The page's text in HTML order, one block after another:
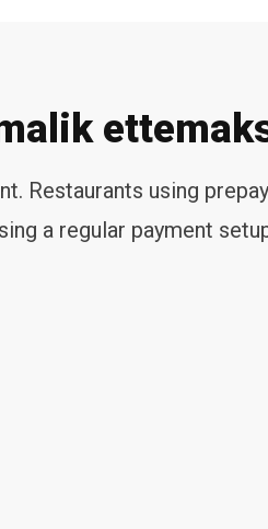
Restaurants using
a regular payment